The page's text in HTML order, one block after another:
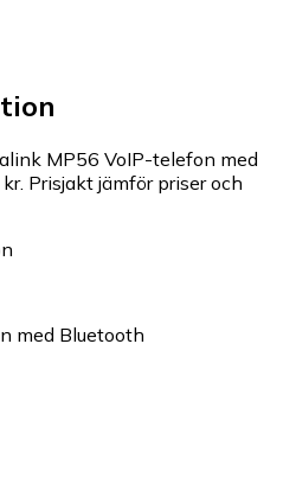
MP56 VoIP-telefon med
Prisjakt jämför priser och
med Bluetooth